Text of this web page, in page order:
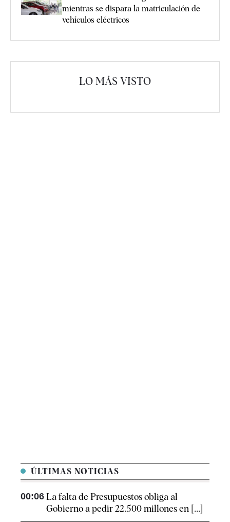
mientras se dispara la matriculación de
vehículos eléctricos
LO MÁS VISTO
ÚLTIMAS NOTICIAS
00:06 La falta de Presupuestos obliga al
Gobierno a pedir 22.500 millones en [...]